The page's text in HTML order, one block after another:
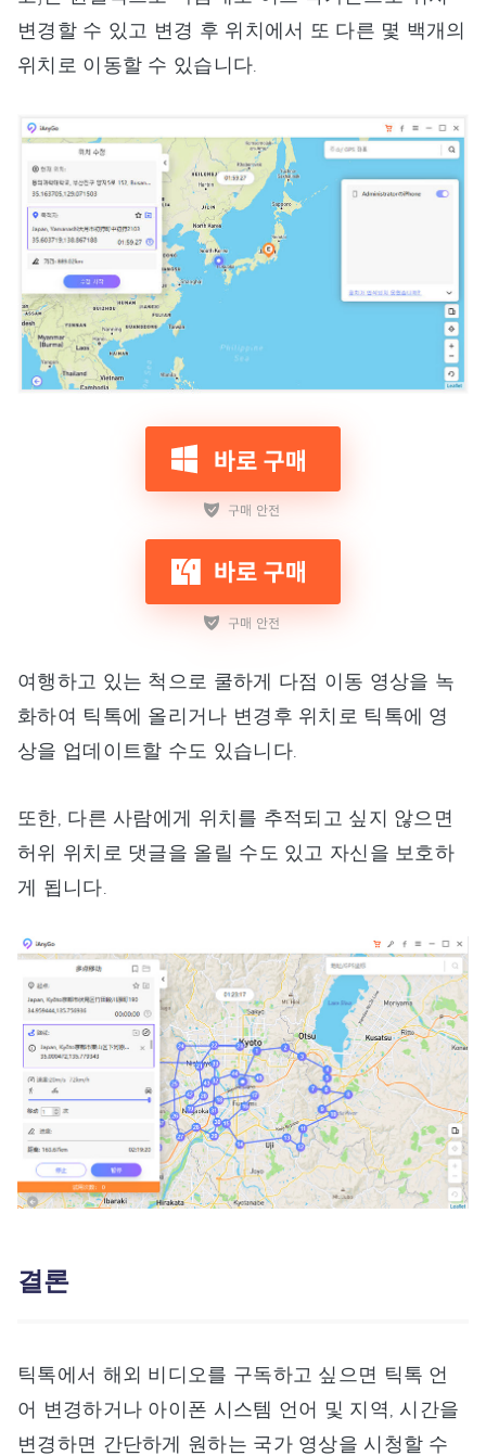
변경할 수 있고 변경 후 위치에서 또 다른 몇 백개의
위치로 이동할 수 있습니다.
여행하고 있는 척으로 쿨하게 다점 이동 영상을 녹
화하여 틱톡에 올리거나 변경후 위치로 틱톡에 영
상을 업데이트할 수도 있습니다.
또한, 다른 사람에게 위치를 추적되고 싶지 않으면
허위 위치로 댓글을 올릴 수도 있고 자신을 보호하
게 됩니다.
결론
틱톡에서 해외 비디오를 구독하고 싶으면 틱톡 언
어 변경하거나 아이폰 시스템 언어 및 지역, 시간을
변경하면 간단하게 원하는 국가 영상을 시청할 수